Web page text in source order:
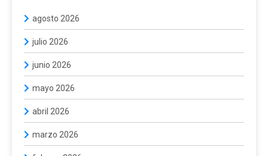
agosto 2026
julio 2026
junio 2026
mayo 2026
abril 2026
marzo 2026